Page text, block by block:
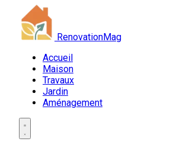
RenovationMag
Accueil
Maison
Travaux
Jardin
Aménagement